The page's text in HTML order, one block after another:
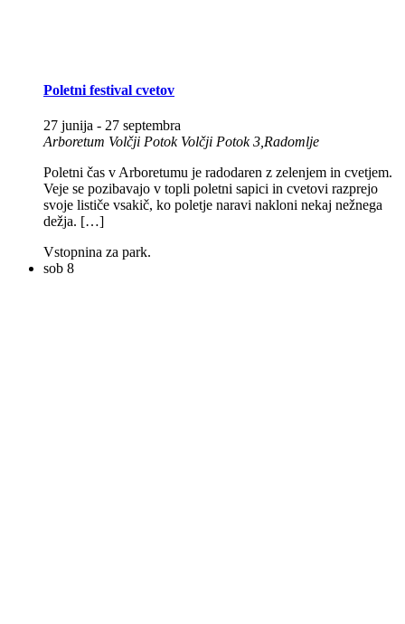
Poletni festival cvetov
27 junija - 27 septembra
Arboretum Volčji Potok Volčji Potok 3,Radomlje
Poletni čas v Arboretumu je radodaren z zelenjem in cvetjem.
Veje se pozibavajo v topli poletni sapici in cvetovi razprejo
svoje lističe vsakič, ko poletje naravi nakloni nekaj nežnega
dežja. […]
Vstopnina za park.
sob 8